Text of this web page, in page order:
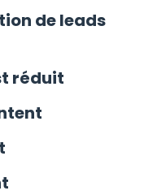
de leads
réduit